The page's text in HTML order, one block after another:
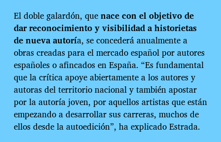
El doble galardón, quenace con el objetivo de
dar reconocimiento y visibilidad a historietas
de nueva autoría, se concederá anualmente a
obras creadas para el mercado español por autores
españoles o afincados en España. “Es fundamental
que la crítica apoye abiertamente a los autores y
autoras del territorio nacional y también apostar
por la autoría joven, por aquellos artistas que están
empezando a desarrollar sus carreras, muchos de
ellos desde la autoedición”, ha explicado Estrada.